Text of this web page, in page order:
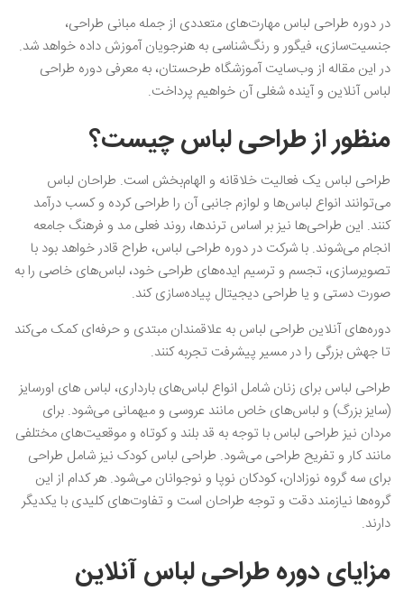
در دوره طراحی لباس مهارت‌های متعددی از جمله مبانی طراحی،
جنسیت‌سازی، فیگور و رنگ‌شناسی به هنرجویان آموزش داده خواهد شد.
در این مقاله از وب‌سایت آموزشگاه طرحستان، به معرفی دوره طراحی
لباس آنلاین و آینده شغلی آن خواهیم پرداخت.
منظور از طراحی لباس چیست؟
طراحی لباس یک فعالیت خلاقانه و الهام‌بخش است. طراحان لباس
می‌توانند انواع لباس‌ها و لوازم جانبی آن را طراحی کرده و کسب درآمد
کنند‌. این طراحی‌ها نیز بر اساس ترندها، روند فعلی مد و فرهنگ جامعه
انجام می‌شوند. با شرکت در دوره طراحی لباس، طراح قادر خواهد بود با
تصویرسازی، تجسم و ترسیم ایده‌های طراحی خود، لباس‌های خاصی را به
صورت دستی و یا طراحی دیجیتال پیاده‌سازی کند.
دوره‌های آنلاین طراحی لباس به علاقمندان مبتدی و حرفه‌ای کمک می‌کند
تا جهش بزرگی را در مسیر پیشرفت تجربه‌ کنند.
طراحی لباس برای زنان شامل انواع لباس‌های بارداری، لباس های اورسایز
(سایز بزرگ) و لباس‌های خاص مانند عروسی و میهمانی می‌شود. برای
مردان نیز طراحی لباس با توجه به قد بلند و کوتاه و موقعیت‌های مختلفی
مانند کار و تفریح طراحی می‌شود. طراحی لباس کودک نیز شامل طراحی
برای سه گروه نوزادان، کودکان نوپا و نوجوانان می‌شود. هر کدام از این
گروه‌ها نیازمند دقت و توجه طراحان است و تفاوت‌های کلیدی با یکدیگر
دارند.
مزایای دوره طراحی لباس آنلاین